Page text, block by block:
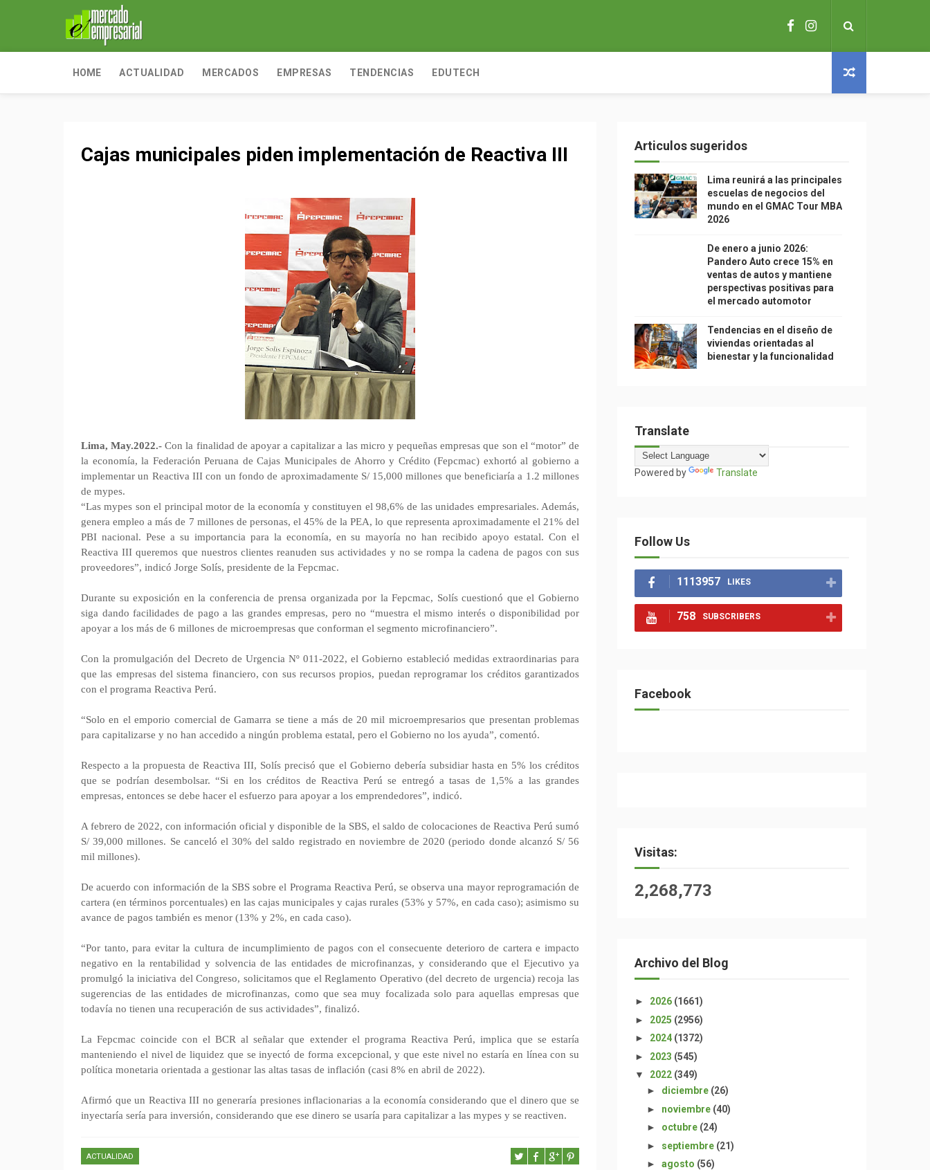
HOME ACTUALIDAD MERCADOS EMPRESAS TENDENCIAS EDUTECH
Cajas municipales piden implementación de Reactiva III
Lima, May.2022.- Con la finalidad de apoyar a capitalizar a las micro y pequeñas empresas que son el “motor” de
la economía, la Federación Peruana de Cajas Municipales de Ahorro y Crédito (Fepcmac) exhortó al gobierno a
implementar un Reactiva III con un fondo de aproximadamente S/ 15,000 millones que beneficiaría a 1.2 millones
de mypes.
“Las mypes son el principal motor de la economía y constituyen el 98,6% de las unidades empresariales. Además,
genera empleo a más de 7 millones de personas, el 45% de la PEA, lo que representa aproximadamente el 21% del
PBI nacional. Pese a su importancia para la economía, en su mayoría no han recibido apoyo estatal. Con el
Reactiva III queremos que nuestros clientes reanuden sus actividades y no se rompa la cadena de pagos con sus
proveedores”, indicó Jorge Solís, presidente de la Fepcmac.
Durante su exposición en la conferencia de prensa organizada por la Fepcmac, Solís cuestionó que el Gobierno
siga dando facilidades de pago a las grandes empresas, pero no “muestra el mismo interés o disponibilidad por
apoyar a los más de 6 millones de microempresas que conforman el segmento microfinanciero”.
Con la promulgación del Decreto de Urgencia Nº 011-2022, el Gobierno estableció medidas extraordinarias para
que las empresas del sistema financiero, con sus recursos propios, puedan reprogramar los créditos garantizados
con el programa Reactiva Perú.
“Solo en el emporio comercial de Gamarra se tiene a más de 20 mil microempresarios que presentan problemas
para capitalizarse y no han accedido a ningún problema estatal, pero el Gobierno no los ayuda”, comentó.
Respecto a la propuesta de Reactiva III, Solís precisó que el Gobierno debería subsidiar hasta en 5% los créditos
que se podrían desembolsar. “Si en los créditos de Reactiva Perú se entregó a tasas de 1,5% a las grandes
empresas, entonces se debe hacer el esfuerzo para apoyar a los emprendedores”, indicó.
A febrero de 2022, con información oficial y disponible de la SBS, el saldo de colocaciones de Reactiva Perú sumó
S/ 39,000 millones. Se canceló el 30% del saldo registrado en noviembre de 2020 (periodo donde alcanzó S/ 56
mil millones).
De acuerdo con información de la SBS sobre el Programa Reactiva Perú, se observa una mayor reprogramación de
cartera (en términos porcentuales) en las cajas municipales y cajas rurales (53% y 57%, en cada caso); asimismo su
avance de pagos también es menor (13% y 2%, en cada caso).
“Por tanto, para evitar la cultura de incumplimiento de pagos con el consecuente deterioro de cartera e impacto
negativo en la rentabilidad y solvencia de las entidades de microfinanzas, y considerando que el Ejecutivo ya
promulgó la iniciativa del Congreso, solicitamos que el Reglamento Operativo (del decreto de urgencia) recoja las
sugerencias de las entidades de microfinanzas, como que sea muy focalizada solo para aquellas empresas que
todavía no tienen una recuperación de sus actividades”, finalizó.
La Fepcmac coincide con el BCR al señalar que extender el programa Reactiva Perú, implica que se estaría
manteniendo el nivel de liquidez que se inyectó de forma excepcional, y que este nivel no estaría en línea con su
política monetaria orientada a gestionar las altas tasas de inflación (casi 8% en abril de 2022).
Afirmó que un Reactiva III no generaría presiones inflacionarias a la economía considerando que el dinero que se
inyectaría sería para inversión, considerando que ese dinero se usaría para capitalizar a las mypes y se reactiven.
ACTUALIDAD
Articulos sugeridos
Lima reunirá a las principales
escuelas de negocios del
mundo en el GMAC Tour MBA
2026
De enero a junio 2026:
Pandero Auto crece 15% en
ventas de autos y mantiene
perspectivas positivas para
el mercado automotor
Tendencias en el diseño de
viviendas orientadas al
bienestar y la funcionalidad
Translate
Powered by Translate
Follow Us
1113957 LIKES
758 SUBSCRIBERS
Facebook
Visitas:
2,268,773
Archivo del Blog
► 2026 (1661)
► 2025 (2956)
► 2024 (1372)
► 2023 (545)
▼ 2022 (349)
► diciembre (26)
► noviembre (40)
► octubre (24)
► septiembre (21)
► agosto (56)